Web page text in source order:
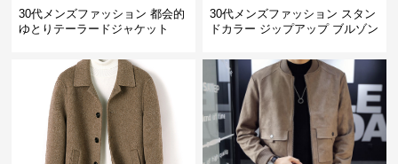
30代メンズファッション 都会的
ゆとりテーラードジャケット
30代メンズファッション スタン
ドカラー ジップアップ ブルゾン